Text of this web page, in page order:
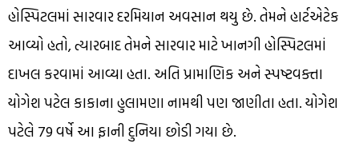
હોસ્પિટલમાં સારવાર દરમિયાન અવસાન થયુ છે. તેમને હાર્ટએટેક
આવ્યો હતો, ત્યારબાદ તેમને સારવાર માટે ખાનગી હોસ્પિટલમાં
દાખલ કરવામાં આવ્યા હતા. અતિ પ્રામાણિક અને સ્પષ્ટવક્તા
યોગેશ પટેલ કાકાના હુલામણા નામથી પણ જાણીતા હતા. યોગેશ
પટેલે 79 વર્ષે આ ફાની દુનિયા છોડી ગયા છે.